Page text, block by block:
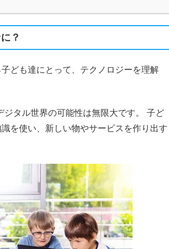
？
ども達にとって、テクノロジーを理解
タル世界の可能性は無限大です。 子ど
を使い、新しい物やサービスを作り出す